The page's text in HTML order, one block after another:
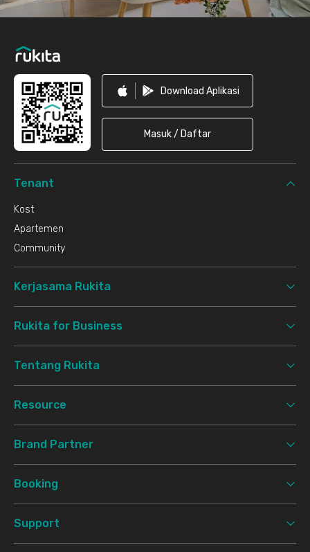
Download Aplikasi
Masuk / Daftar
Tenant
Kost
Apartemen
Community
Kerjasama Rukita
Rukita for Business
Tentang Rukita
Resource
Brand Partner
Booking
Support